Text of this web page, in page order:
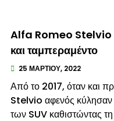
Alfa Romeo Stelvio
και ταμπεραμέντο
25 ΜΑΡΤΊΟΥ, 2022
Από το 2017, όταν και
Stelvio αφενός κύλησαν
των SUV καθιστώντας